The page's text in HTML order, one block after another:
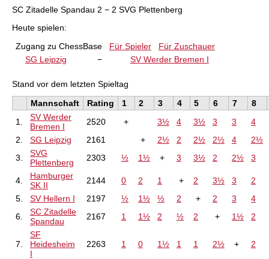
SC Zitadelle Spandau 2 − 2 SVG Plettenberg
Heute spielen:
Zugang zu ChessBase Für Spieler
Für Zuschauer
SG Leipzig
− SV Werder Bremen I
Stand vor dem letzten Spieltag
Mannschaft
Rating 1 2 3 4 5 6 7
8
1.
SV Werder
Bremen I
2520 + 3½ 4 3½ 3 3
4
2.
SG Leipzig 2161 + 2½ 2 2½ 2½ 4
2½
3.
SVG
Plettenberg
2303 ½ 1½ + 3 3½ 2 2½ 3
4.
Hamburger
SK II
2144 0 2 1 + 2 3½ 3
2
5.
SV Hellern I 2197 ½ 1½ ½ 2 + 2 3
4
6.
SC Zitadelle
Spandau
2167 1 1½ 2 ½ 2 + 1½ 2
7.
SF
Heidesheim
I
2263 1 0 1½ 1 1 2½ + 2